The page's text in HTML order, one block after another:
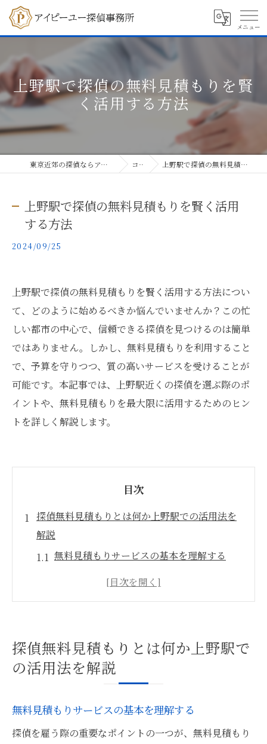
上野駅で探偵の無料見積もりを賢
く活用する方法
東京近郊の探偵ならアイピーユー探偵事務所 コラム 上野駅で探偵の無料見積もりを賢く活用する方法
上野駅で探偵の無料見積もりを賢く活用
する方法
2024/09/25
上野駅で探偵の無料見積もりを賢く活用する方法につい
て、どのように始めるべきか悩んでいませんか？この忙
しい都市の中心で、信頼できる探偵を見つけるのは簡単
ではありません。しかし、無料見積もりを利用すること
で、予算を守りつつ、質の高いサービスを受けることが
可能です。本記事では、上野駅近くの探偵を選ぶ際のポ
イントや、無料見積もりを最大限に活用するためのヒン
トを詳しく解説します。
目次
探偵無料見積もりとは何か上野駅での活用法を
解説
無料見積もりサービスの基本を理解する
上野駅での探偵選びに無料見積もりを使う
方法
上野駅での探偵無料見積もりサービスの比
無料見積もりで探偵選びを賢く進めるコツ
上野駅周辺で信頼できる探偵を選ぶ際の重要ポ
探偵無料見積もりとは何か上野駅で
の活用法を解説
無料見積もりサービスの基本を理解する
探偵を雇う際の重要なポイントの一つが、無料見積もり